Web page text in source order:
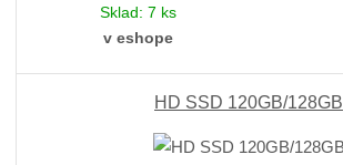
Sklad: 7 ks
v eshope
HD SSD 120GB/128GB